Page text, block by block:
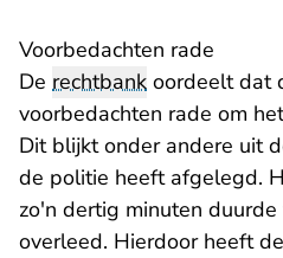
Voorbedachten rade
De rechtbank oordeelt dat
voorbedachten rade om
Dit blijkt onder andere uit
de politie heeft afgelegd.
zo'n dertig minuten
overleed. Hierdoor heeft